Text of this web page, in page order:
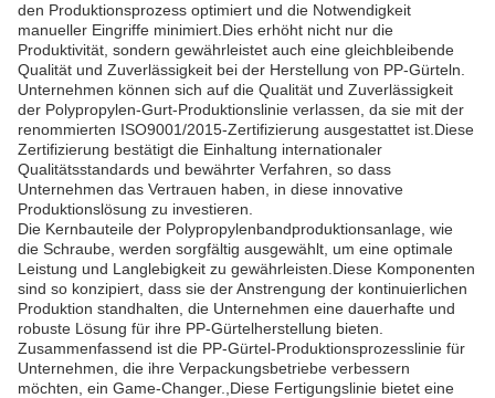
den Produktionsprozess optimiert und die Notwendigkeit
manueller Eingriffe minimiert.Dies erhöht nicht nur die
Produktivität, sondern gewährleistet auch eine gleichbleibende
Qualität und Zuverlässigkeit bei der Herstellung von PP-Gürteln.
Unternehmen können sich auf die Qualität und Zuverlässigkeit
der Polypropylen-Gurt-Produktionslinie verlassen, da sie mit der
renommierten ISO9001/2015-Zertifizierung ausgestattet ist.Diese
Zertifizierung bestätigt die Einhaltung internationaler
Qualitätsstandards und bewährter Verfahren, so dass
Unternehmen das Vertrauen haben, in diese innovative
Produktionslösung zu investieren.
Die Kernbauteile der Polypropylenbandproduktionsanlage, wie
die Schraube, werden sorgfältig ausgewählt, um eine optimale
Leistung und Langlebigkeit zu gewährleisten.Diese Komponenten
sind so konzipiert, dass sie der Anstrengung der kontinuierlichen
Produktion standhalten, die Unternehmen eine dauerhafte und
robuste Lösung für ihre PP-Gürtelherstellung bieten.
Zusammenfassend ist die PP-Gürtel-Produktionsprozesslinie für
Unternehmen, die ihre Verpackungsbetriebe verbessern
möchten, ein Game-Changer.,Diese Fertigungslinie bietet eine